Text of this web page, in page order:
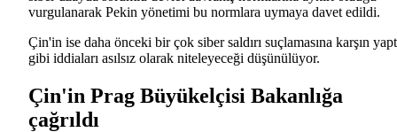
vurgulanarak Pekin yönetimi bu normlara uymaya davet edildi.
Çin'in ise daha önceki bir çok siber saldırı suçlamasına karşın
gibi iddiaları asılsız olarak niteleyeceği düşünülüyor.
Çin'in Prag Büyükelçisi Bakanlığa
çağrıldı